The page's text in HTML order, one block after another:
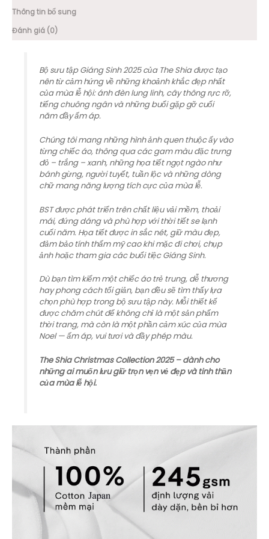
Thông tin bổ sung
Đánh giá (0)
Bộ sưu tập Giáng Sinh 2025 của The Shia được tạo
nên từ cảm hứng về những khoảnh khắc đẹp nhất
của mùa lễ hội: ánh đèn lung linh, cây thông rực rỡ,
tiếng chuông ngân và những buổi gặp gỡ cuối
năm đầy ấm áp.
Chúng tôi mang những hình ảnh quen thuộc ấy vào
từng chiếc áo, thông qua các gam màu đặc trưng
đỏ – trắng – xanh, những họa tiết ngọt ngào như
bánh gừng, người tuyết, tuần lộc và những dòng
chữ mang năng lượng tích cực của mùa lễ.
BST được phát triển trên chất liệu vải mềm, thoải
mái, đứng dáng và phù hợp với thời tiết se lạnh
cuối năm. Họa tiết được in sắc nét, giữ màu đẹp,
đảm bảo tính thẩm mỹ cao khi mặc đi chơi, chụp
ảnh hoặc tham gia các buổi tiệc Giáng Sinh.
Dù bạn tìm kiếm một chiếc áo trẻ trung, dễ thương
hay phong cách tối giản, bạn đều sẽ tìm thấy lựa
chọn phù hợp trong bộ sưu tập này. Mỗi thiết kế
được chăm chút để không chỉ là một sản phẩm
thời trang, mà còn là một phần cảm xúc của mùa
Noel — ấm áp, vui tươi và đầy phép màu.
The Shia Christmas Collection 2025 – dành cho
những ai muốn lưu giữ trọn vẹn vẻ đẹp và tinh thần
của mùa lễ hội.